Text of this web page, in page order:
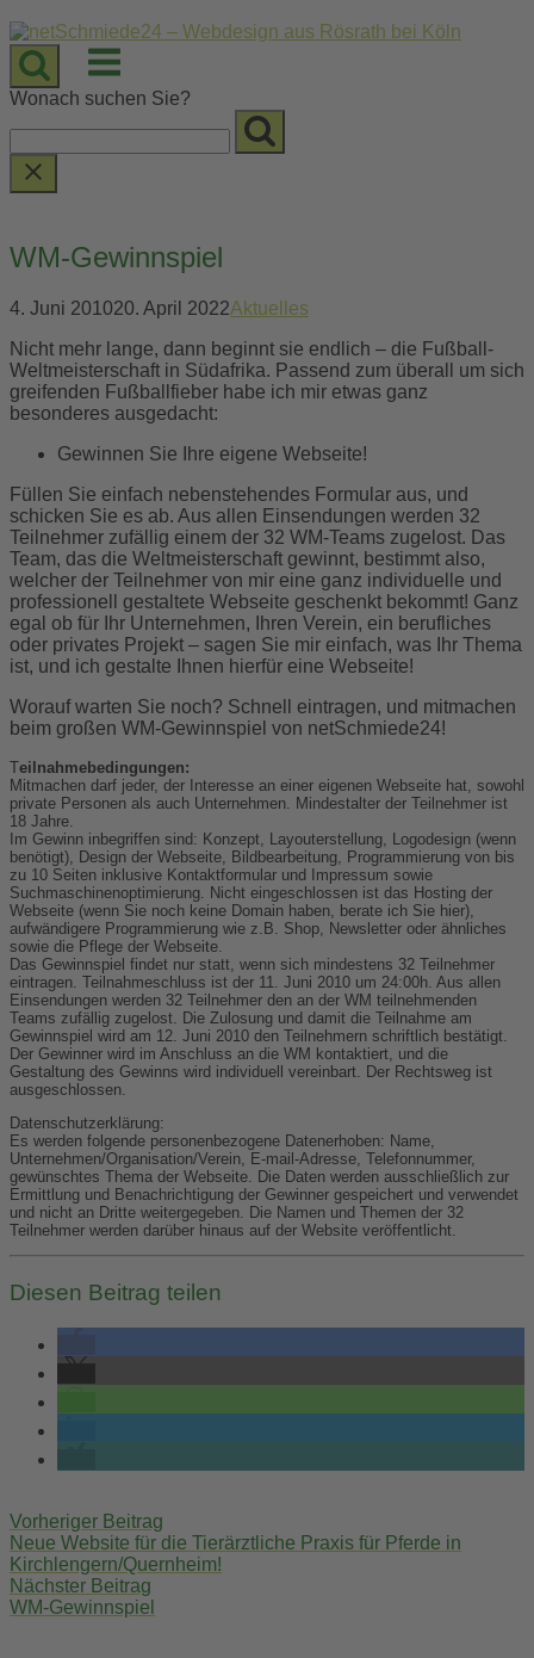
Skip
to
content
Menu
Wonach suchen Sie?
WM-Gewinnspiel
4. Juni 201020. April 2022Aktuelles
Nicht mehr lange, dann beginnt sie endlich – die Fußball-
Weltmeisterschaft in Südafrika. Passend zum überall um sich
greifenden Fußballfieber habe ich mir etwas ganz
besonderes ausgedacht:
Gewinnen Sie Ihre eigene Webseite!
Füllen Sie einfach nebenstehendes Formular aus, und
schicken Sie es ab. Aus allen Einsendungen werden 32
Teilnehmer zufällig einem der 32 WM-Teams zugelost. Das
Team, das die Weltmeisterschaft gewinnt, bestimmt also,
welcher der Teilnehmer von mir eine ganz individuelle und
professionell gestaltete Webseite geschenkt bekommt! Ganz
egal ob für Ihr Unternehmen, Ihren Verein, ein berufliches
oder privates Projekt – sagen Sie mir einfach, was Ihr Thema
ist, und ich gestalte Ihnen hierfür eine Webseite!
Worauf warten Sie noch? Schnell eintragen, und mitmachen
beim großen WM-Gewinnspiel von netSchmiede24!
Teilnahmebedingungen:
Mitmachen darf jeder, der Interesse an einer eigenen Webseite hat, sowohl
private Personen als auch Unternehmen. Mindestalter der Teilnehmer ist
18 Jahre.
Im Gewinn inbegriffen sind: Konzept, Layouterstellung, Logodesign (wenn
benötigt), Design der Webseite, Bildbearbeitung, Programmierung von bis
zu 10 Seiten inklusive Kontaktformular und Impressum sowie
Suchmaschinenoptimierung. Nicht eingeschlossen ist das Hosting der
Webseite (wenn Sie noch keine Domain haben, berate ich Sie hier),
aufwändigere Programmierung wie z.B. Shop, Newsletter oder ähnliches
sowie die Pflege der Webseite.
Das Gewinnspiel findet nur statt, wenn sich mindestens 32 Teilnehmer
eintragen. Teilnahmeschluss ist der 11. Juni 2010 um 24:00h. Aus allen
Einsendungen werden 32 Teilnehmer den an der WM teilnehmenden
Teams zufällig zugelost. Die Zulosung und damit die Teilnahme am
Gewinnspiel wird am 12. Juni 2010 den Teilnehmern schriftlich bestätigt.
Der Gewinner wird im Anschluss an die WM kontaktiert, und die
Gestaltung des Gewinns wird individuell vereinbart. Der Rechtsweg ist
ausgeschlossen.
Datenschutzerklärung:
Es werden folgende personenbezogene Datenerhoben: Name,
Unternehmen/Organisation/Verein, E-mail-Adresse, Telefonnummer,
gewünschtes Thema der Webseite. Die Daten werden ausschließlich zur
Ermittlung und Benachrichtigung der Gewinner gespeichert und verwendet
und nicht an Dritte weitergegeben. Die Namen und Themen der 32
Teilnehmer werden darüber hinaus auf der Website veröffentlicht.
Diesen Beitrag teilen
navigation
Vorheriger Beitrag
Neue Website für die Tierärztliche Praxis für Pferde in
Kirchlengern/Quernheim!
Nächster Beitrag
WM-Gewinnspiel